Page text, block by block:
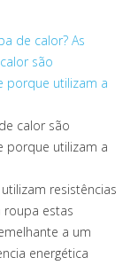
de calor? As
são
porque utilizam a
calor são
porque utilizam a
resistências
roupa estas
a um
energética